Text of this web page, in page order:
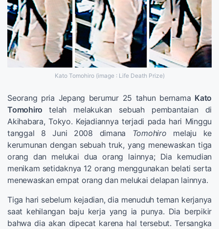
Kato Tomohiro (image : Life Death Prize)
Seorang pria Jepang berumur 25 tahun bernama Kato
Tomohirotelah melakukan sebuah pembantaian di
Akihabara, Tokyo. Kejadiannya terjadi pada hari Minggu
tanggal 8 Juni 2008 dimana
Tomohiro melaju ke
kerumunan dengan sebuah truk, yang menewaskan tiga
orang dan melukai dua orang lainnya; Dia kemudian
menikam setidaknya 12 orang menggunakan belati serta
menewaskan empat orang dan melukai delapan lainnya.
Tiga hari sebelum kejadian, dia menuduh teman kerjanya
saat kehilangan baju kerja yang ia punya. Dia berpikir
bahwa dia akan dipecat karena hal tersebut. Tersangka